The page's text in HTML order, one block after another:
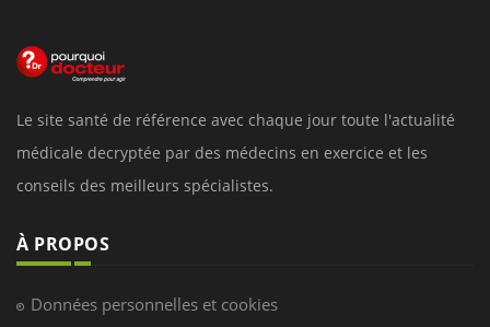
Le site santé de référence avec chaque jour toute l'actualité
médicale decryptée par des médecins en exercice et les
conseils des meilleurs spécialistes.
À PROPOS
Données personnelles et cookies